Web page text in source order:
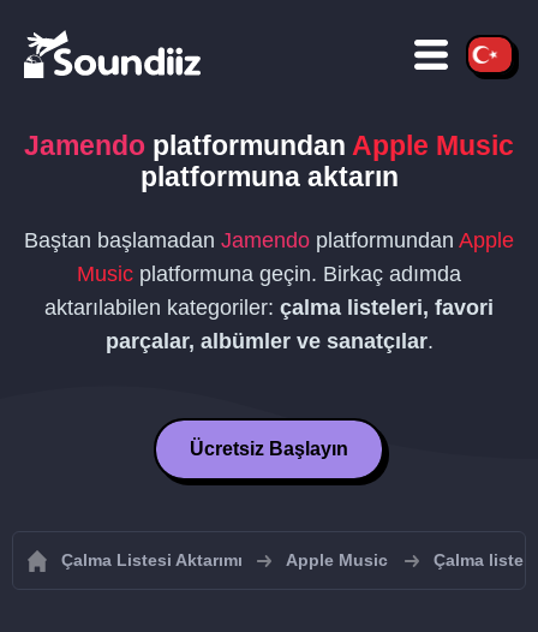
Jamendo platformundan Apple Music
platformuna aktarın
Baştan başlamadan Jamendo platformundan Apple
Music platformuna geçin. Birkaç adımda
aktarılabilen kategoriler: çalma listeleri, favori
parçalar, albümler ve sanatçılar.
Ücretsiz Başlayın
Çalma Listesi Aktarımı Apple Music Çalma